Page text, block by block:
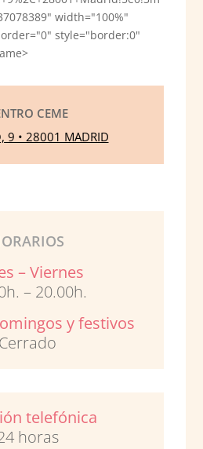
width="100%"
style="border:0"
CEME
9 • 28001 MADRID
– Viernes
– 20.00h.
y festivos
Cerrado
telefónica
horas